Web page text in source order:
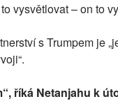
vysvětlovat – on to
s Trumpem je
říká Netanjahu k